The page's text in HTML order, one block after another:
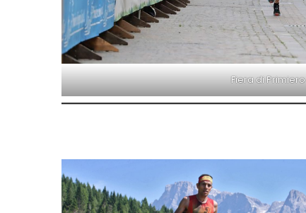
Fiera di Primiero